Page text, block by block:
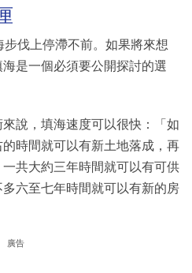
伐上停滯不前。如果將來想
是一個必須要公開探討的選
說，填海速度可以很快：「如
時間就可以有新土地落成，再
共大約三年時間就可以有可供
六至七年時間就可以有新的房
廣告